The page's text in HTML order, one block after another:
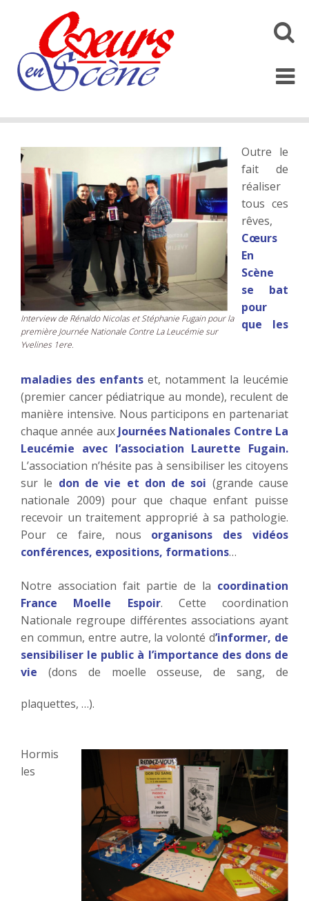
search
Interview de Rénaldo Nicolas et Stéphanie Fugain pour la
première Journée Nationale Contre La Leucémie sur
Yvelines 1ere.
Outre le
fait de
réaliser
tous ces
rêves,
Cœurs
En
Scène
se bat
pour
que les
maladies des enfants et, notamment la leucémie
(premier cancer pédiatrique au monde), reculent de
manière intensive. Nous participons en partenariat
chaque année aux Journées Nationales Contre La
Leucémie avec l’association Laurette Fugain.
L’association n’hésite pas à sensibiliser les citoyens
sur le don de vie et don de soi (grande cause
nationale 2009) pour que chaque enfant puisse
recevoir un traitement approprié à sa pathologie.
Pour ce faire, nous organisons des vidéos
conférences, expositions, formations…
Notre association fait partie de la coordination
France Moelle Espoir. Cette coordination
Nationale regroupe différentes associations ayant
en commun, entre autre, la volonté d’informer, de
sensibiliser le public à l’importance des dons de
vie (dons de moelle osseuse, de sang, de
plaquettes, …).
Hormis
les